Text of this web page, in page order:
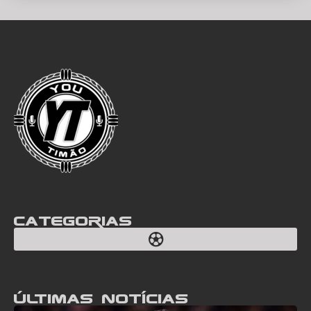
Categorias
Últimas notícias